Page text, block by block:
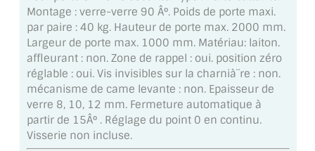
MIROIR DE SALLE DE BAIN
MIROIR PAROI DE DOUCHE
MIROIR POUR SALLE DE SPORT
MIROIR POUR SALLE DE DANSE
MIROIR ENCADRÉ
Montage : verre-verre 90 Â°. Poids de porte maxi.
par paire : 40 kg. Hauteur de porte max. 2000 mm.
Largeur de porte max. 1000 mm. Matériau: laiton.
affleurant : non. Zone de rappel : oui. position zéro
réglable : oui. Vis invisibles sur la charnià¨re : non.
mécanisme de came levante : non. Epaisseur de
verre 8, 10, 12 mm. Fermeture automatique à
partir de 15Â° . Réglage du point 0 en continu.
Visserie non incluse.